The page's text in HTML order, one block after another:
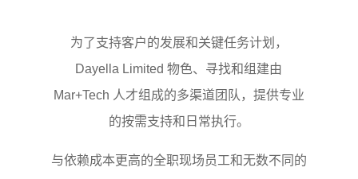
为了支持客户的发展和关键任务计划，
Dayella Limited 物色、寻找和组建由
Mar+Tech 人才组成的多渠道团队，提供专业
的按需支持和日常执行。
与依赖成本更高的全职现场员工和无数不同的